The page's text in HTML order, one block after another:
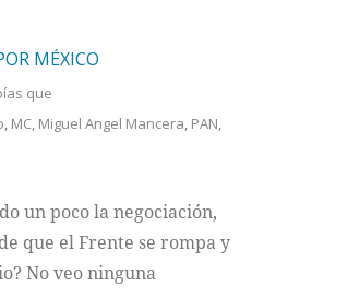
MÉXICO
que
, MC, Miguel Angel Mancera, PAN,
un poco la negociación,
que el Frente se rompa y
No veo ninguna